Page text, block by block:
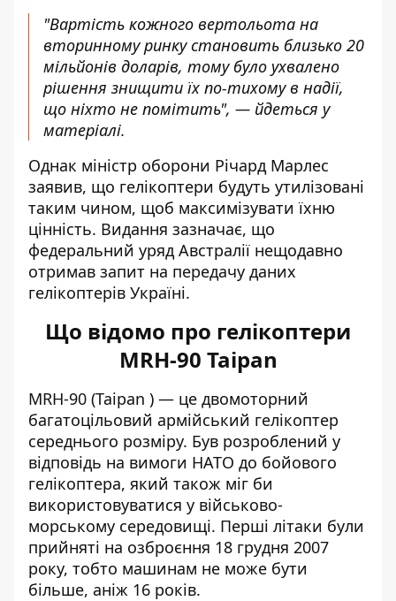
"Вартість кожного вертольота на
вторинному ринку становить близько 20
мільйонів доларів, тому було ухвалено
рішення знищити їх по-тихому в надії,
що ніхто не помітить", — йдеться у
матеріалі.
Однак міністр оборони Річард Марлес
заявив, що гелікоптери будуть утилізовані
таким чином, щоб максимізувати їхню
цінність. Видання зазначає, що
федеральний уряд Австралії нещодавно
отримав запит на передачу даних
гелікоптерів Україні.
Що відомо про гелікоптери
MRH-90 Taipan
MRH-90 (Taipan ) — це двомоторний
багатоцільовий армійський гелікоптер
середнього розміру. Був розроблений у
відповідь на вимоги НАТО до бойового
гелікоптера, який також міг би
використовуватися у військово-
морському середовищі. Перші літаки були
прийняті на озброєння 18 грудня 2007
року, тобто машинам не може бути
більше, аніж 16 років.